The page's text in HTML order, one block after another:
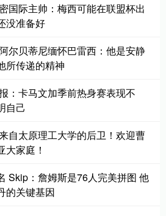
国际主帅：梅西可能在联盟杯出
没准备好
尔贝蒂尼缅怀巴雷西：他是安静
所传递的精神
：卡马文加季前热身赛表现不
自己
自太原理工大学的后卫！欢迎曹
大家庭！
Skip：詹姆斯是76人完美拼图 他
的关键基因